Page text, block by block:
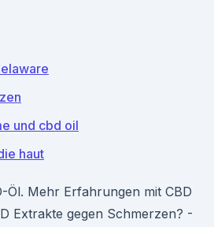
und cbd oil
haut
Öl. Mehr Erfahrungen mit CBD
Extrakte gegen Schmerzen? -